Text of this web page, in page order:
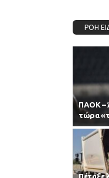
ΡΟΗ
ΠΑΟΚ –
τώρα
Πέταξε